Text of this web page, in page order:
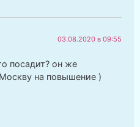
03.08.2020 в 09:55
посадит? он же
на повышение )